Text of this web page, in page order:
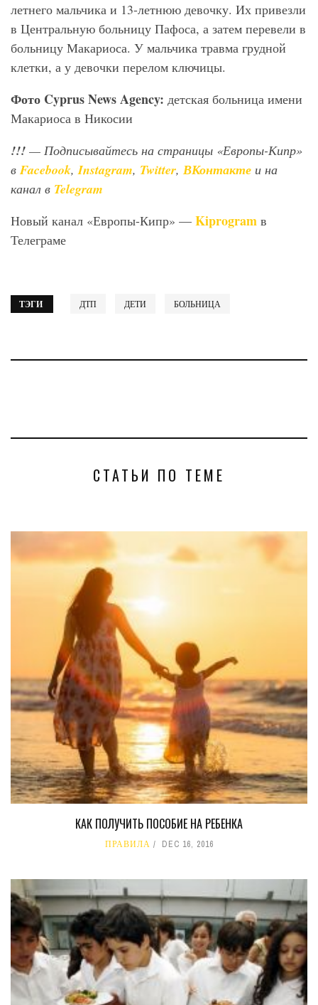
летнего мальчика и 13-летнюю девочку. Их привезли
в Центральную больницу Пафоса, а затем перевели в
больницу Макариоса. У мальчика травма грудной
клетки, а у девочки перелом ключицы.
Фото CyprusNewsAgency: детская больница имени
Макариоса в Никосии
!!! — Подписывайтесь на страницы «Европы-Кипр»
вFacebook,Instagram, Twitter, ВКонтакте и на
канал в Telegram
Новый канал «Европы-Кипр» — Kiprogram в
Телеграме
ТЭГИ ДТП ДЕТИ БОЛЬНИЦА
СТАТЬИ ПО ТЕМЕ
КАК ПОЛУЧИТЬ ПОСОБИЕ НА РЕБЕНКА
ПРАВИЛА DEC 16, 2016